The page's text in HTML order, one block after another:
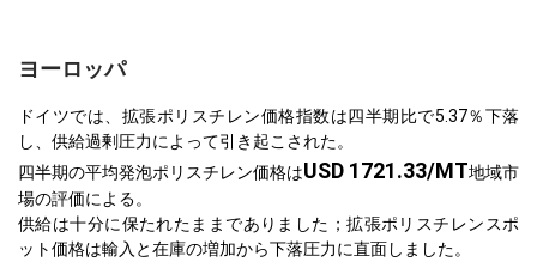
ヨーロッパ
ドイツでは、拡張ポリスチレン価格指数は四半期比で5.37％下落
し、供給過剰圧力によって引き起こされた。
四半期の平均発泡ポリスチレン価格はUSD 1721.33/MT地域市
場の評価による。
供給は十分に保たれたままでありました；拡張ポリスチレンスポ
ット価格は輸入と在庫の増加から下落圧力に直面しました。